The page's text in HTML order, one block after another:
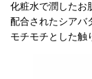
化粧水で潤したお
配合されたシアバ
モチモチとした触